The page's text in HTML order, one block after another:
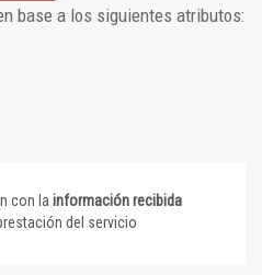
base a los siguientes atributos:
con la información recibida
del servicio